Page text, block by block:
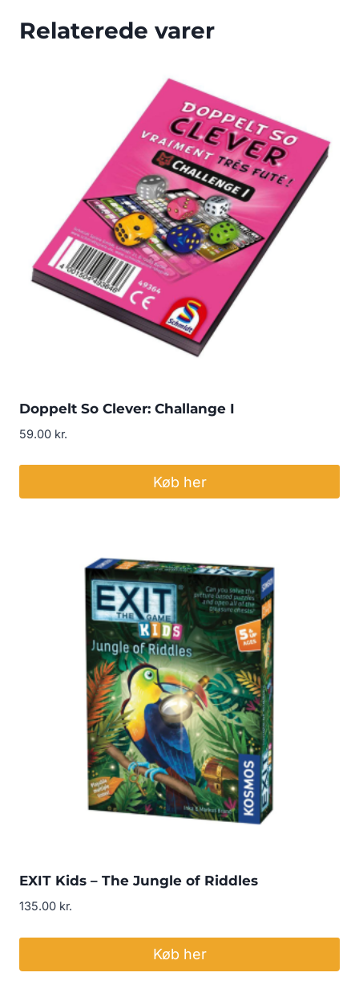
Relaterede varer
Doppelt So Clever: Challange I
59.00 kr.
Køb her
EXIT Kids – The Jungle of Riddles
135.00 kr.
Køb her